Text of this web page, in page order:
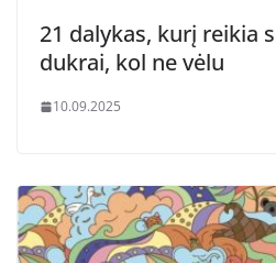
21 dalykas, kurį reikia
dukrai, kol ne vėlu
10.09.2025